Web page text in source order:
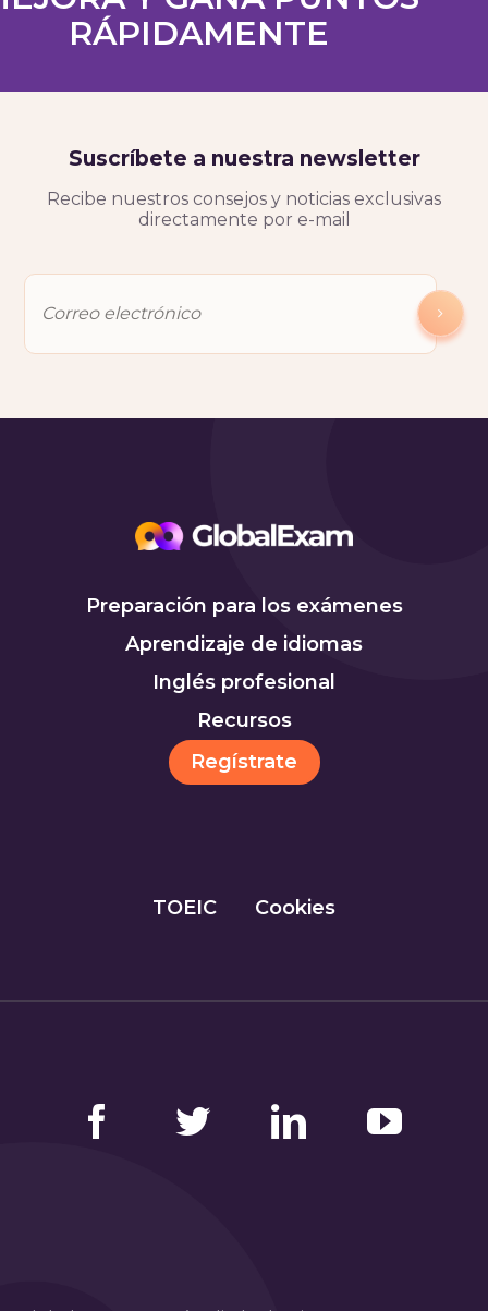
RÁPIDAMENTE
Suscríbete a nuestra newsletter
Recibe nuestros consejos y noticias exclusivas
directamente por e-mail
Preparación para los exámenes
Aprendizaje de idiomas
Inglés profesional
Recursos
Regístrate
TOEIC Cookies